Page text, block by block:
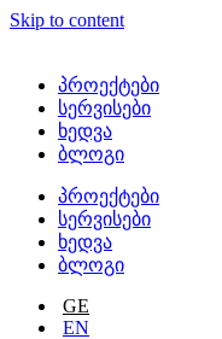
Skip to content
პროექტები
სერვისები
ხედვა
ბლოგი
პროექტები
სერვისები
ხედვა
ბლოგი
GE
EN